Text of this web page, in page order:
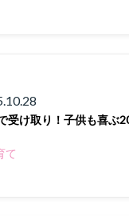
受け取り！子供も喜ぶ
て